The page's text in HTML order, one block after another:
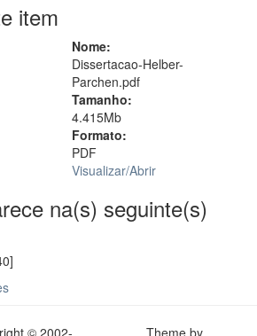
item
Nome:
Dissertacao-Helber-
Parchen.pdf
Tamanho:
4.415Mb
Formato:
PDF
Visualizar/Abrir
na(s) seguinte(s)
© 2002- Theme by